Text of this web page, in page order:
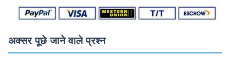
अक्सर पूछे जाने वाले प्रश्न